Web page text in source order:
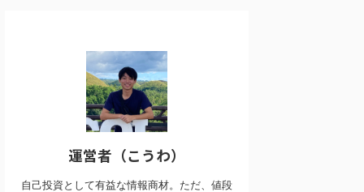
運営者（こうわ）
自己投資として有益な情報商材。ただ、値段